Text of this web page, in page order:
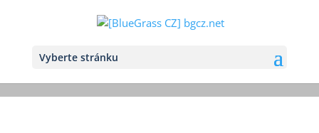
Vyberte stránku